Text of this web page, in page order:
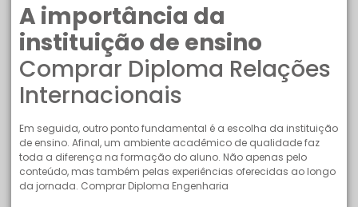
A importância da
instituição de ensino
Comprar Diploma Relações
Internacionais
Em seguida, outro ponto fundamental é a escolha da instituição
de ensino. Afinal, um ambiente acadêmico de qualidade faz
toda a diferença na formação do aluno. Não apenas pelo
conteúdo, mas também pelas experiências oferecidas ao longo
da jornada. Comprar Diploma Engenharia